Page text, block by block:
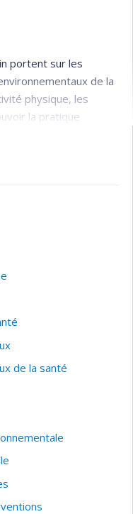
portent sur les
de la
physique, les
la pratique
au niveau
sociaux des
et épidémiologiques
multi-niveaux,
les différentes
peuvent influencer
aspects des
des cibles
publique peuvent
le mieux.
de la santé